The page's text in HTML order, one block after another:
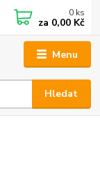
Menu
Hledat
0 ks
za 0,00 Kč